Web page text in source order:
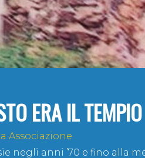
ERA IL
Associazione
negli anni ’70 e fino alla